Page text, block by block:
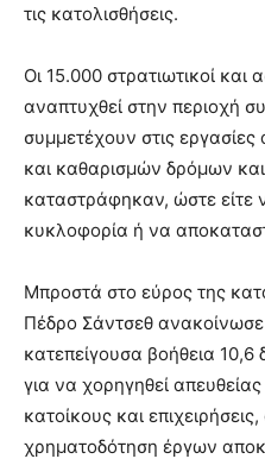
τις κατολισθήσεις.
Οι 15.000 στρατιωτικοί και
αναπτυχθεί στην περιοχή
συμμετέχουν στις
και καθαρισμών δρόμων
καταστράφηκαν, ώστε
κυκλοφορία ή να
Μπροστά στο εύρος της
Πέδρο Σάντσεθ ανακοίνωσε
κατεπείγουσα βοήθεια
για να χορηγηθεί
κατοίκους και
χρηματοδότηση έργων